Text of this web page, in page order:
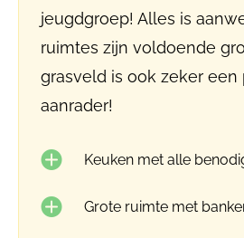
jeugdgroep! Alles is
ruimtes zijn voldoende
grasveld is ook zeker een
aanrader!
Keuken met alle
Grote ruimte met